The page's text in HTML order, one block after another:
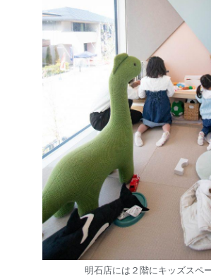
明石店には２階にキッズスペ